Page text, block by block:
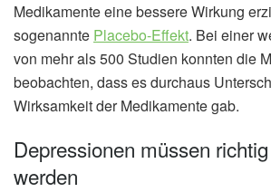
Medikamente eine bessere Wirkung
sogenannte Placebo-Effekt. Bei einer
von mehr als 500 Studien konnten die
beobachten, dass es durchaus
Wirksamkeit der Medikamente gab.
Depressionen müssen
werden